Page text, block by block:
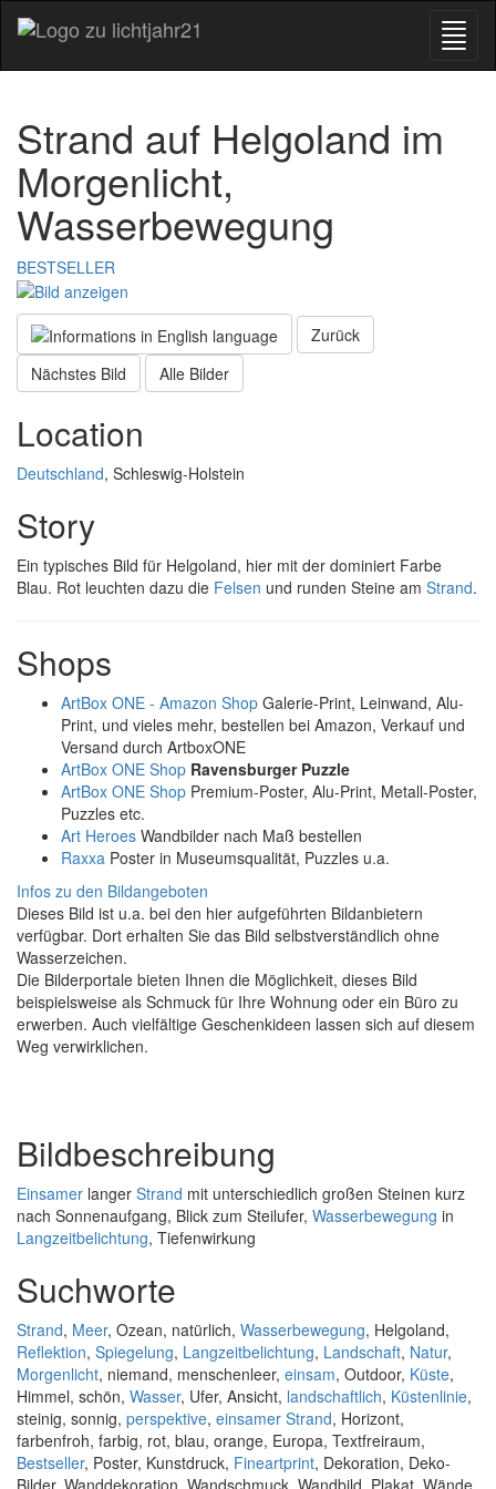
Strand auf Helgoland im
Morgenlicht,
Wasserbewegung
BESTSELLER
Zurück
Nächstes Bild
Alle Bilder
Location
Deutschland, Schleswig-Holstein
Story
Ein typisches Bild für Helgoland, hier mit der dominiert Farbe
Blau. Rot leuchten dazu die Felsen und runden Steine am Strand.
Shops
ArtBox ONE - Amazon Shop Galerie-Print, Leinwand, Alu-
Print, und vieles mehr, bestellen bei Amazon, Verkauf und
Versand durch ArtboxONE
ArtBox ONE Shop Ravensburger Puzzle
ArtBox ONE Shop Premium-Poster, Alu-Print, Metall-Poster,
Puzzles etc.
Art Heroes Wandbilder nach Maß bestellen
Raxxa Poster in Museumsqualität, Puzzles u.a.
Infos zu den Bildangeboten
Dieses Bild ist u.a. bei den hier aufgeführten Bildanbietern
verfügbar. Dort erhalten Sie das Bild selbstverständlich ohne
Wasserzeichen.
Die Bilderportale bieten Ihnen die Möglichkeit, dieses Bild
beispielsweise als Schmuck für Ihre Wohnung oder ein Büro zu
erwerben. Auch vielfältige Geschenkideen lassen sich auf diesem
Weg verwirklichen.
Bildbeschreibung
Einsamer langer Strand mit unterschiedlich großen Steinen kurz
nach Sonnenaufgang, Blick zum Steilufer, Wasserbewegung in
Langzeitbelichtung, Tiefenwirkung
Suchworte
Strand, Meer, Ozean, natürlich, Wasserbewegung, Helgoland,
Reflektion, Spiegelung, Langzeitbelichtung, Landschaft, Natur,
Morgenlicht, niemand, menschenleer, einsam, Outdoor, Küste,
Himmel, schön, Wasser, Ufer, Ansicht, landschaftlich, Küstenlinie,
steinig, sonnig, perspektive, einsamer Strand, Horizont,
farbenfroh, farbig, rot, blau, orange, Europa, Textfreiraum,
Bestseller, Poster, Kunstdruck, Fineartprint, Dekoration, Deko-
Bilder, Wanddekoration, Wandschmuck, Wandbild, Plakat, Wände